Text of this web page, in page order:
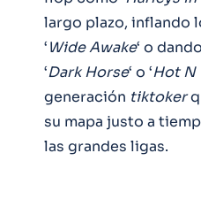
largo plazo, inflando
‘WideAwake‘ o
‘Dark Horse‘ o ‘Hot N
generación tiktoker
su mapa justo a
las grandes ligas.